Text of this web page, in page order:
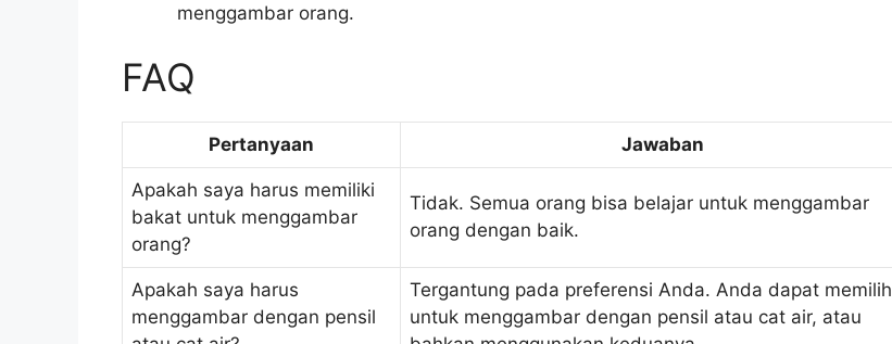
menggambar orang.
FAQ
Pertanyaan Jawaban
Apakah saya harus memiliki
bakat untuk menggambar
orang?
Tidak. Semua orang bisa belajar untuk menggambar
orang dengan baik.
Apakah saya harus
menggambar dengan pensil
Tergantung pada preferensi Anda. Anda dapat memilih
untuk menggambar dengan pensil atau cat air, atau